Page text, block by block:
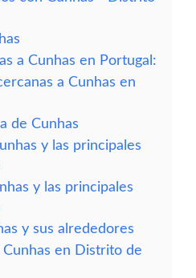
a Cunhas en Portugal:
a Cunhas en
de Cunhas
y las principales
y las principales
y sus alrededores
en Distrito de